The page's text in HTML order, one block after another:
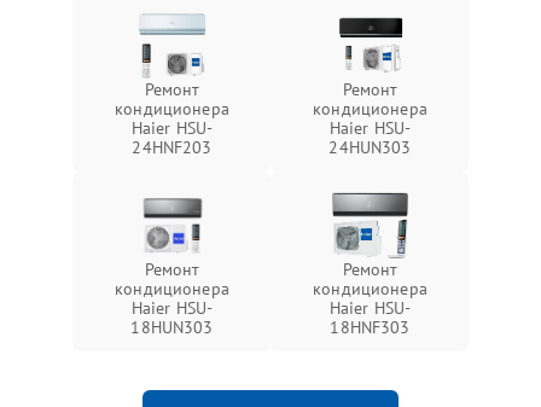
Ремонт
кондиционера
Haier HSU-
24HNF203
Ремонт
кондиционера
Haier HSU-
24HUN303
Ремонт
кондиционера
Haier HSU-
18HUN303
Ремонт
кондиционера
Haier HSU-
18HNF303